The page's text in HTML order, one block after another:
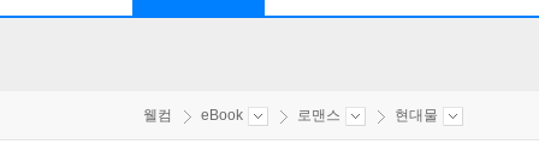
웰컴 eBook 로맨스 현대물